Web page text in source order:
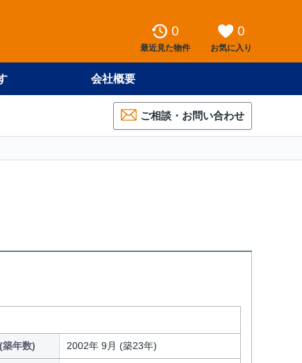
0
最近見た物件
0
お気に入り
会社概要
ご相談・お問い合わせ
築年数) 2002年 9月 (築23年)